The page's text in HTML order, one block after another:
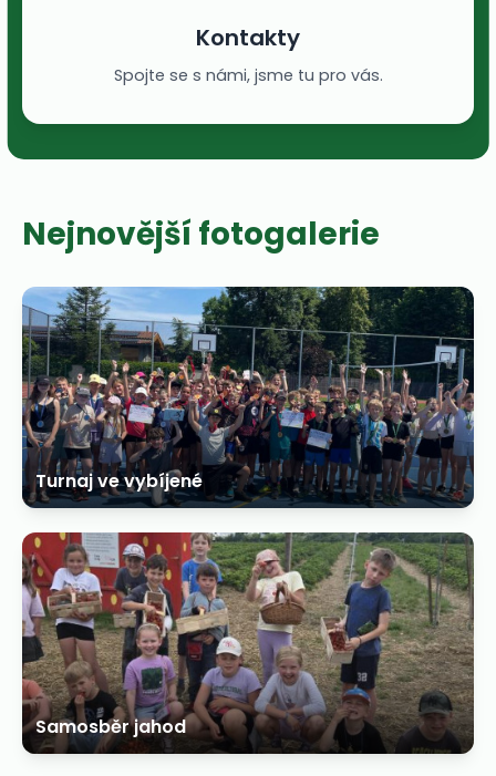
Kontakty
Spojte se s námi, jsme tu pro vás.
Nejnovější fotogalerie
Turnaj ve vybíjené
Samosběr jahod